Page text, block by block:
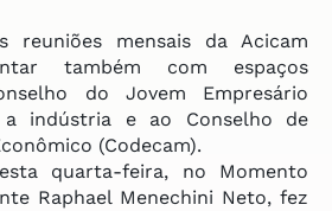
mensais da Acicam
também com espaços
do Jovem Empresário
a indústria e ao Conselho de
(Codecam).
quarta-feira, no Momento
Raphael Menechini Neto, fez